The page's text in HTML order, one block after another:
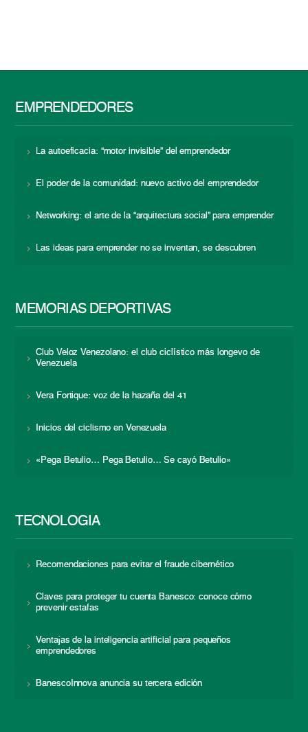
EMPRENDEDORES
La autoeficacia: “motor invisible” del emprendedor
El poder de la comunidad: nuevo activo del emprendedor
Networking: el arte de la “arquitectura social” para emprender
Las ideas para emprender no se inventan, se descubren
MEMORIAS DEPORTIVAS
Club Veloz Venezolano: el club ciclístico más longevo de
Venezuela
Vera Fortique: voz de la hazaña del 41
Inicios del ciclismo en Venezuela
«Pega Betulio… Pega Betulio… Se cayó Betulio»
TECNOLOGÍA
Recomendaciones para evitar el fraude cibernético
Claves para proteger tu cuenta Banesco: conoce cómo
prevenir estafas
Ventajas de la inteligencia artificial para pequeños
emprendedores
BanescoInnova anuncia su tercera edición